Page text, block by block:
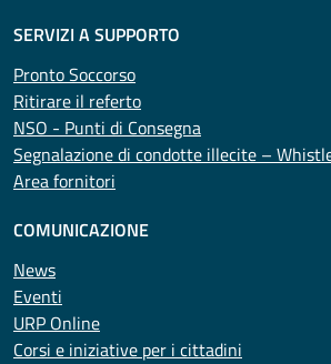
SERVIZI A SUPPORTO
Pronto Soccorso
Ritirare il referto
NSO - Punti di Consegna
Segnalazione di condotte illecite –
Area fornitori
COMUNICAZIONE
News
Eventi
URP Online
Corsi e iniziative per i cittadini